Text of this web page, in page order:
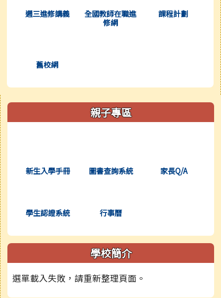
週三進修講義
全國教師在職進
修網
課程計劃
舊校網
右邊區域內容 親子專區
新生入學手冊 圖書查詢系統 家長Q/A
學生認證系統 行事曆
學校簡介
選單載入失敗，請重新整理頁面。